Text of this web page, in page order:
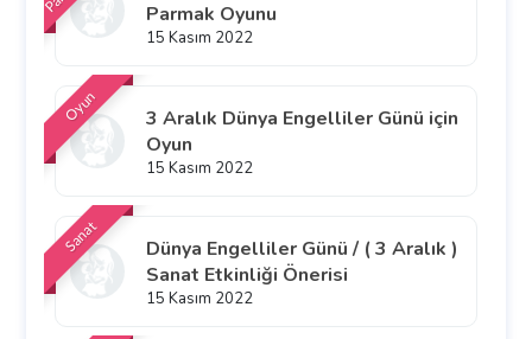
Parmak Oyunu
15 Kasım 2022
Oyun
3 Aralık Dünya Engelliler Günü için
Oyun
15 Kasım 2022
Sanat
Dünya Engelliler Günü / ( 3 Aralık )
Sanat Etkinliği Önerisi
15 Kasım 2022